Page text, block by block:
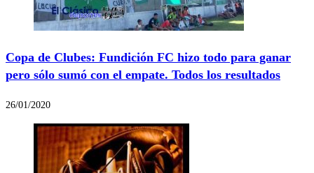
Copa de Clubes: Fundición FC hizo todo para ganar
pero sólo sumó con el empate. Todos los resultados
26/01/2020